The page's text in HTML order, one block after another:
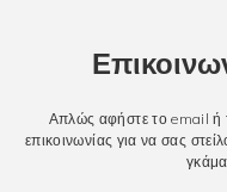
Απλώς αφήστε το email ή
επικοινωνίας για να σας